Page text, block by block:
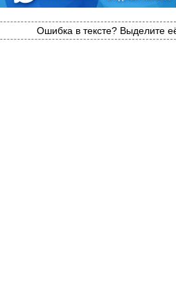
Ошибка в тексте? Выделите